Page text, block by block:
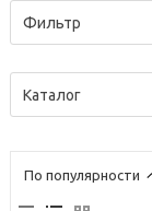
Фильтр
Каталог
По популярности